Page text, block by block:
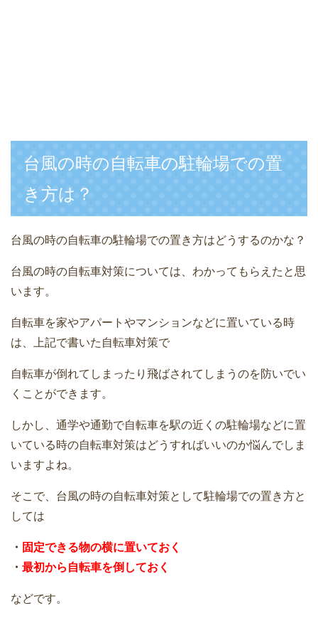
台風の時の自転車の駐輪場での置
き方は？
台風の時の自転車の駐輪場での置き方はどうするのかな？
台風の時の自転車対策については、わかってもらえたと思
います。
自転車を家やアパートやマンションなどに置いている時
は、上記で書いた自転車対策で
自転車が倒れてしまったり飛ばされてしまうのを防いでい
くことができます。
しかし、通学や通勤で自転車を駅の近くの駐輪場などに置
いている時の自転車対策はどうすればいいのか悩んでしま
いますよね。
そこで、台風の時の自転車対策として駐輪場での置き方と
しては
・ 固定できる物の横に置いておく
・ 最初から自転車を倒しておく
などです。